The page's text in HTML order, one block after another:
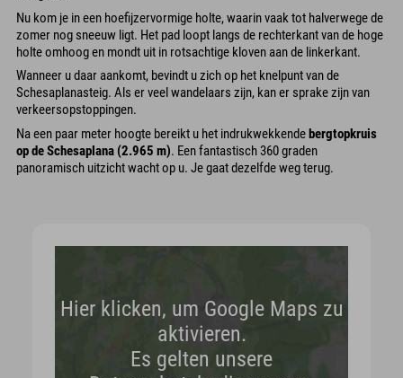
Nu kom je in een hoefijzervormige holte, waarin vaak tot halverwege de
zomer nog sneeuw ligt. Het pad loopt langs de rechterkant van de hoge
holte omhoog en mondt uit in rotsachtige kloven aan de linkerkant.
Wanneer u daar aankomt, bevindt u zich op het knelpunt van de
Schesaplanasteig. Als er veel wandelaars zijn, kan er sprake zijn van
verkeersopstoppingen.
Na een paar meter hoogte bereikt u het indrukwekkendebergtopkruis
op de Schesaplana (2.965 m). Een fantastisch 360 graden
panoramisch uitzicht wacht op u. Je gaat dezelfde weg terug.
Hier klicken, um Google Maps zu
aktivieren.
Es gelten unsere